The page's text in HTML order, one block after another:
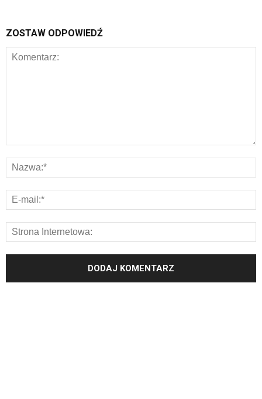
ZOSTAW ODPOWIEDŹ